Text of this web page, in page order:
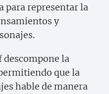
para representar la
y
descompone la
que la
hable de manera